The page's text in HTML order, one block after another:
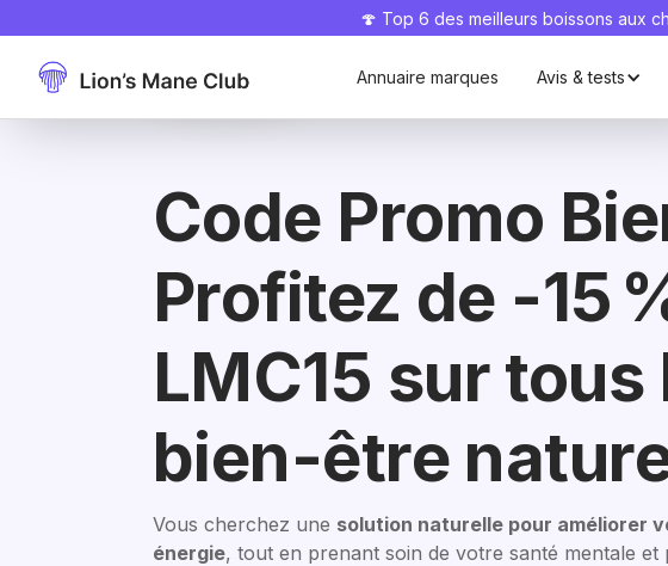
Bien.Health Code
En
profiter
🍄 Top 6 des meilleurs boissons aux
Annuaire marques Avis & tests
Code Promo
Profitez de -15
LMC15 sur
bien-être
Vous cherchez une solution naturelle pour améliorer
énergie, tout en prenant soin de votre santé mentale et